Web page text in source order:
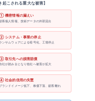
起こされる重大な被害】
機密情報の漏えい
客個人情報、技術データの外部流出
システム・事業の停止
ンサムウェアによる暗号化、工場停止
取引先への損害賠償
社が踏み台となり他社へ被害が拡大
社会的信用の失墜
ランドイメージ低下、株価下落、顧客離れ